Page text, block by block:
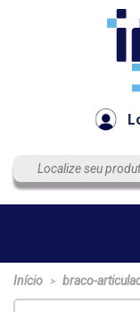
Início > braco-